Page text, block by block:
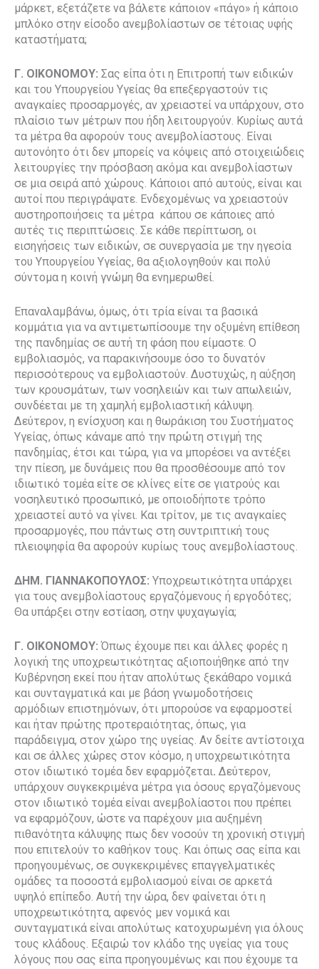
μάρκετ, εξετάζετε να βάλετε κάποιον «πάγο» ή κάποιο
μπλόκο στην είσοδο ανεμβολίαστων σε τέτοιας υφής
καταστήματα;
Γ. ΟΙΚΟΝΟΜΟΥ: Σας είπα ότι η Επιτροπή των ειδικών
και του Υπουργείου Υγείας θα επεξεργαστούν τις
αναγκαίες προσαρμογές, αν χρειαστεί να υπάρχουν, στο
πλαίσιο των μέτρων που ήδη λειτουργούν. Κυρίως αυτά
τα μέτρα θα αφορούν τους ανεμβολίαστους. Είναι
αυτονόητο ότι δεν μπορείς να κόψεις από στοιχειώδεις
λειτουργίες την πρόσβαση ακόμα και ανεμβολίαστων
σε μια σειρά από χώρους. Κάποιοι από αυτούς, είναι και
αυτοί που περιγράψατε. Ενδεχομένως να χρειαστούν
αυστηροποιήσεις τα μέτρα κάπου σε κάποιες από
αυτές τις περιπτώσεις. Σε κάθε περίπτωση, οι
εισηγήσεις των ειδικών, σε συνεργασία με την ηγεσία
του Υπουργείου Υγείας, θα αξιολογηθούν και πολύ
σύντομα η κοινή γνώμη θα ενημερωθεί.
Επαναλαμβάνω, όμως, ότι τρία είναι τα βασικά
κομμάτια για να αντιμετωπίσουμε την οξυμένη επίθεση
της πανδημίας σε αυτή τη φάση που είμαστε. Ο
εμβολιασμός, να παρακινήσουμε όσο το δυνατόν
περισσότερους να εμβολιαστούν. Δυστυχώς, η αύξηση
των κρουσμάτων, των νοσηλειών και των απωλειών,
συνδέεται με τη χαμηλή εμβολιαστική κάλυψη.
Δεύτερον, η ενίσχυση και η θωράκιση του Συστήματος
Υγείας, όπως κάναμε από την πρώτη στιγμή της
πανδημίας, έτσι και τώρα, για να μπορέσει να αντέξει
την πίεση, με δυνάμεις που θα προσθέσουμε από τον
ιδιωτικό τομέα είτε σε κλίνες είτε σε γιατρούς και
νοσηλευτικό προσωπικό, με οποιοδήποτε τρόπο
χρειαστεί αυτό να γίνει. Και τρίτον, με τις αναγκαίες
προσαρμογές, που πάντως στη συντριπτική τους
πλειοψηφία θα αφορούν κυρίως τους ανεμβολίαστους.
ΔΗΜ. ΓΙΑΝΝΑΚΟΠΟΥΛΟΣ: Υποχρεωτικότητα υπάρχει
για τους ανεμβολίαστους εργαζόμενους ή εργοδότες;
Θα υπάρξει στην εστίαση, στην ψυχαγωγία;
Γ. ΟΙΚΟΝΟΜΟΥ:Όπως έχουμε πει και άλλες φορές η
λογική της υποχρεωτικότητας αξιοποιήθηκε από την
Κυβέρνηση εκεί που ήταν απολύτως ξεκάθαρο νομικά
και συνταγματικά και με βάση γνωμοδοτήσεις
αρμόδιων επιστημόνων, ότι μπορούσε να εφαρμοστεί
και ήταν πρώτης προτεραιότητας, όπως, για
παράδειγμα, στον χώρο της υγείας. Αν δείτε αντίστοιχα
και σε άλλες χώρες στον κόσμο, η υποχρεωτικότητα
στον ιδιωτικό τομέα δεν εφαρμόζεται. Δεύτερον,
υπάρχουν συγκεκριμένα μέτρα για όσους εργαζόμενους
στον ιδιωτικό τομέα είναι ανεμβολίαστοι που πρέπει
να εφαρμόζουν, ώστε να παρέχουν μια αυξημένη
πιθανότητα κάλυψης πως δεν νοσούν τη χρονική στιγμή
που επιτελούν το καθήκον τους. Και όπως σας είπα και
προηγουμένως, σε συγκεκριμένες επαγγελματικές
ομάδες τα ποσοστά εμβολιασμού είναι σε αρκετά
υψηλό επίπεδο. Αυτή την ώρα, δεν φαίνεται ότι η
υποχρεωτικότητα, αφενός μεν νομικά και
συνταγματικά είναι απολύτως κατοχυρωμένη για όλους
τους κλάδους. Εξαιρώ τον κλάδο της υγείας για τους
λόγους που σας είπα προηγουμένως και που έχουμε τα